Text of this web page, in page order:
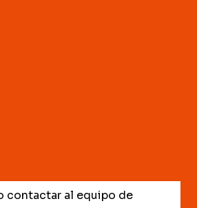
contactar al equipo de